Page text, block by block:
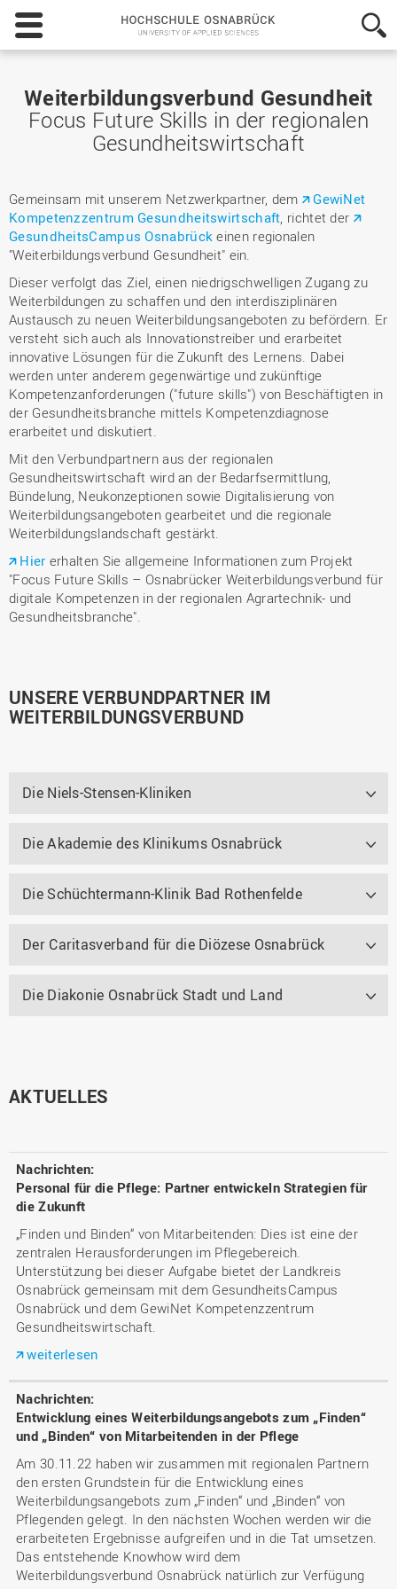
Hochschule
Osnabrück
-
Applied
Sciences
Weiterbildungsverbund Gesundheit
Focus Future Skills in der regionalen
Gesundheitswirtschaft
Gemeinsam mit unserem Netzwerkpartner, dem
GewiNet
Kompetenzzentrum Gesundheitswirtschaft, richtet der
GesundheitsCampus Osnabrück einen regionalen
"Weiterbildungsverbund Gesundheit" ein.
Dieser verfolgt das Ziel, einen niedrigschwelligen Zugang zu
Weiterbildungen zu schaffen und den interdisziplinären
Austausch zu neuen Weiterbildungsangeboten zu befördern. Er
versteht sich auch als Innovationstreiber und erarbeitet
innovative Lösungen für die Zukunft des Lernens. Dabei
werden unter anderem gegenwärtige und zukünftige
Kompetenzanforderungen ("future skills") von Beschäftigten in
der Gesundheitsbranche mittels Kompetenzdiagnose
erarbeitet und diskutiert.
Mit den Verbundpartnern aus der regionalen
Gesundheitswirtschaft wird an der Bedarfsermittlung,
Bündelung, Neukonzeptionen sowie Digitalisierung von
Weiterbildungsangeboten gearbeitet und die regionale
Weiterbildungslandschaft gestärkt.
Hier erhalten Sie allgemeine Informationen zum Projekt
"Focus Future Skills – Osnabrücker Weiterbildungsverbund für
digitale Kompetenzen in der regionalen Agrartechnik- und
Gesundheitsbranche".
UNSERE VERBUNDPARTNER IM
WEITERBILDUNGSVERBUND
Die Niels-Stensen-Kliniken
Die Akademie des Klinikums Osnabrück
Die Schüchtermann-Klinik Bad Rothenfelde
Der Caritasverband für die Diözese Osnabrück
Die Diakonie Osnabrück Stadt und Land
AKTUELLES
Personal für die Pflege: Partner entwickeln Strategien für
die Zukunft
„Finden und Binden“ von Mitarbeitenden: Dies ist eine der
zentralen Herausforderungen im Pflegebereich.
Unterstützung bei dieser Aufgabe bietet der Landkreis
Osnabrück gemeinsam mit dem GesundheitsCampus
Osnabrück und dem GewiNet Kompetenzzentrum
Gesundheitswirtschaft.
weiterlesen
Entwicklung eines Weiterbildungsangebots zum „Finden“
und „Binden“ von Mitarbeitenden in der Pflege
Am 30.11.22 haben wir zusammen mit regionalen Partnern
den ersten Grundstein für die Entwicklung eines
Weiterbildungsangebots zum „Finden“ und „Binden“ von
Pflegenden gelegt. In den nächsten Wochen werden wir die
erarbeiteten Ergebnisse aufgreifen und in die Tat umsetzen.
Das entstehende Knowhow wird dem
Weiterbildungsverbund Osnabrück natürlich zur Verfügung